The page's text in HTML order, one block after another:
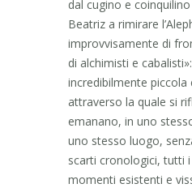
dal cugino e
Beatriz a rimirare
improvvisamente di
di alchimisti e
incredibilmente piccola
attraverso la quale si
emanano, in uno
uno stesso luogo,
scarti cronologici, tutti
momenti esistenti e